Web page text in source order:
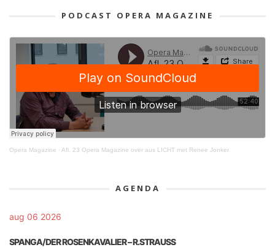
PODCAST OPERA MAGAZINE
Opera Magazine · Afl. 23 Opera Magazine over aus LICHT met Renee Jonker
AGENDA
aug 06 2026
SPANGA/DER ROSENKAVALIER – R.STRAUSS